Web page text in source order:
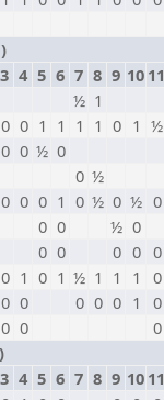
3 4 5 6 7 8 9 10 11
½ 1
0 0 1 1 1 1 0 1 ½
0 0 ½ 0
0 ½
0 0 0 1 0 ½ 0 ½ 0
0 0 ½ 0
0 0 0 0 0
0 1 0 1 ½ 1 1 1 0
0 0 0 0 0 1 0
0 0 0
3 4 5 6 7 8 9 10 11